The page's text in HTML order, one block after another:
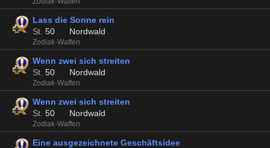
Lass die Sonne rein
St. 50 Nordwald
Zodiak-Waffen
Wenn zwei sich streiten
St. 50 Nordwald
Zodiak-Waffen
Wenn zwei sich streiten
St. 50 Nordwald
Zodiak-Waffen
Eine ausgezeichnete Geschäftsidee